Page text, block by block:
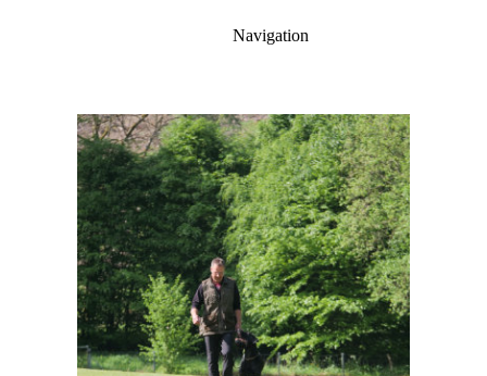
Navigation